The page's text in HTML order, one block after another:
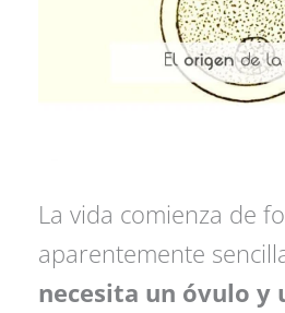
La vida comienza de
aparentemente
necesita un óvulo y